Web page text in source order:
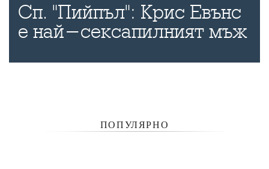
Сп. "Пийпъл": Крис Евънс
е най-сексапилният мъж
ПОПУЛЯРНО